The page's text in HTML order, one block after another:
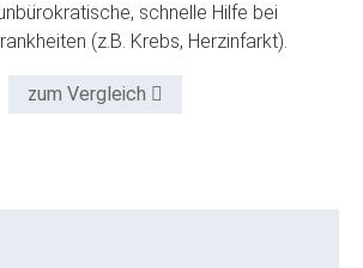
schnelle Hilfe bei
(z.B. Krebs, Herzinfarkt).
zum Vergleich